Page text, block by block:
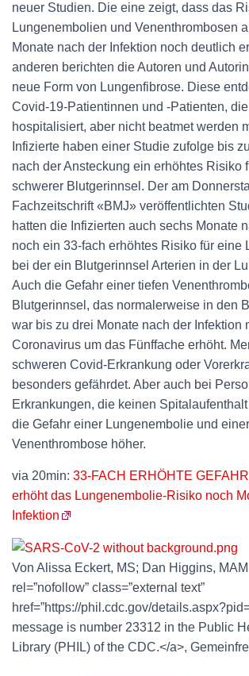
neuer Studien. Die eine zeigt, dass das
Lungenembolien und Venenthrombosen
Monate nach der Infektion noch deutlich
anderen berichten die Autoren und
neue Form von Lungenfibrose. Diese
Covid-19-Patientinnen und -Patienten,
hospitalisiert, aber nicht beatmet werden
Infizierte haben einer Studie zufolge bis
nach der Ansteckung ein erhöhtes Risiko
schwerer Blutgerinnsel. Der am
Fachzeitschrift «BMJ» veröffentlichten
hatten die Infizierten auch sechs Monate
noch ein 33-fach erhöhtes Risiko für eine
bei der ein Blutgerinnsel Arterien in der
Auch die Gefahr einer tiefen
Blutgerinnsel, das normalerweise in den
war bis zu drei Monate nach der Infektion
Coronavirus um das Fünffache erhöht.
schweren Covid-Erkrankung oder
besonders gefährdet. Aber auch bei
Erkrankungen, die keinen
die Gefahr einer Lungenembolie und
Venenthrombose höher.
via 20min: 33-FACH ERHÖHTE
erhöht das Lungenembolie-Risiko noch
Infektion
Von Alissa Eckert, MS; Dan Higgins,
rel=”nofollow” class=”external text”
href=”https://phil.cdc.gov/
message is number 23312 in the Public
Library (PHIL) of the CDC.</a>,